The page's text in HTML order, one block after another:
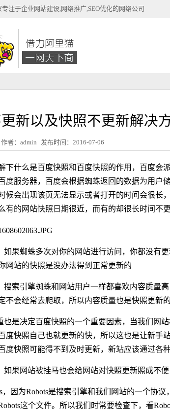
专注于企业网站建设,网络推广,SEO优化的网络公司
新以及快照不更新解决
作者：admin 发布时间：2016-07-06
下什么是百度快照和百度快照的作用，百度会
度服务器，百度会根据蜘蛛返回的数据为用户
候会出现该页无法显示或者打开的时间会很长
有的网站快照日期很近，而有的却很长时间不
如果蜘蛛多次对你的网站进行访问，你都没有
网站的快照是没办法得到正常更新的
搜索引擎蜘蛛和网站用户一样都喜欢内容质量
不会经常去爬取，所以内容质量也是快照更新的
也是决定百度快照的一个重要因素，当我们网
度快照自己也就更新的快，所以这也是让新手
度快照可能得不到及时更新，新站应该通过各
如果网站被挂马也会给网站对快照更新照成不
，因为Robots是搜索引擎和我们网站的一个协
这个文件。所以我们时常要检查下，看